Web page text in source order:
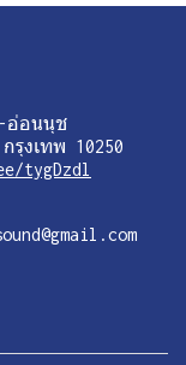
อ่อนนุช
รุงเทพ 10250
tygDzdl